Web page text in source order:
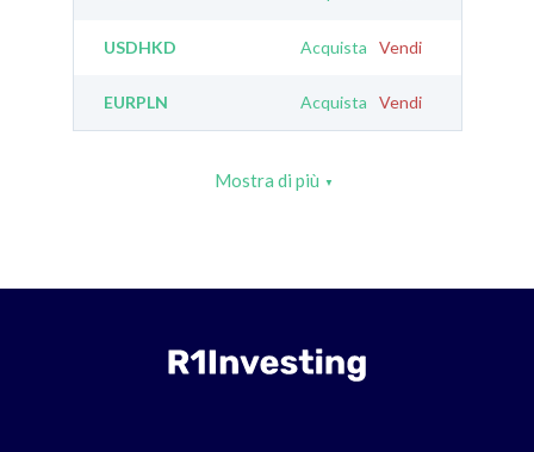
USDHKD Acquista Vendi
EURPLN Acquista Vendi
Mostra di più